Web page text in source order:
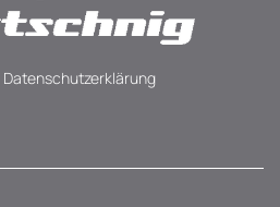
Datenschutzerklärung